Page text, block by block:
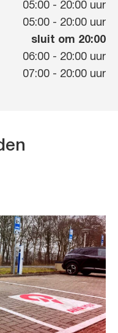
05:00 - 20:00 uur
05:00 - 20:00 uur
sluit om 20:00
06:00 - 20:00 uur
07:00 - 20:00 uur